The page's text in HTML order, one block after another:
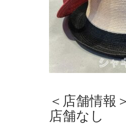
＜店舗情報
店舗なし